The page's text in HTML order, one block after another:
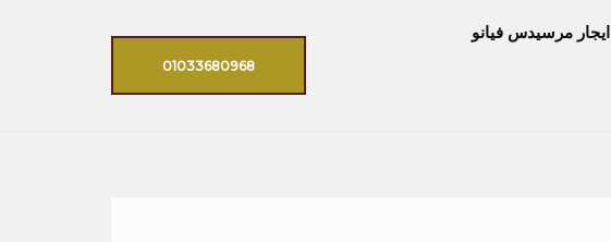
ايجار مرسيدس فيانو
01033680968